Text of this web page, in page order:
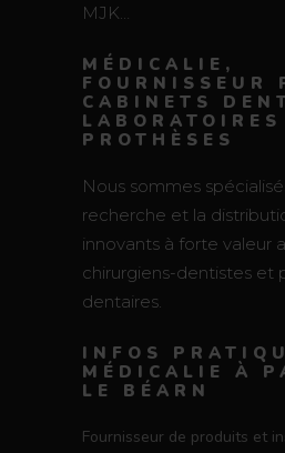
MJK…
MÉDICALIE,
FOURNISSEUR
CABINETS
LABORATOIRES
PROTHÈSES
Nous sommes
recherche et la
innovants à forte valeur
chirurgiens-dentistes et
dentaires.
INFOS
MÉDICALIE À
LE BÉARN
Fournisseur de produits et